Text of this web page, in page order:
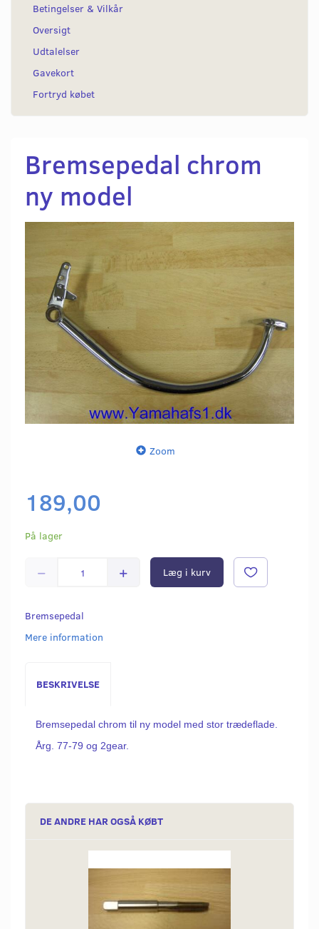
Betingelser & Vilkår
Oversigt
Udtalelser
Gavekort
Fortryd købet
Bremsepedal chrom
ny model
Zoom
189,00
På lager
Læg i kurv
Bremsepedal
Mere information
BESKRIVELSE
Bremsepedal chrom til ny model med stor trædeflade.
Årg. 77-79 og 2gear.
DE ANDRE HAR OGSÅ KØBT